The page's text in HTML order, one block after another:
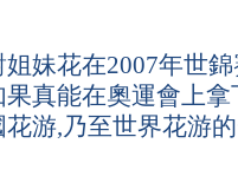
花在2007年世錦
真能在奧運會上
游,乃至世界花游